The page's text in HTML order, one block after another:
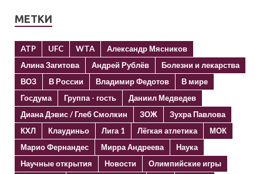
МЕТКИ
ATP UFC WTA
Александр Мясников
Алина Загитова
Андрей Рублёв
Болезни и лекарства
ВОЗ
В России Владимир Федотов
В мире
Госдума
Группа - гость
Даниил Медведев
Диана Дэвис / Глеб Смолкин
ЗОЖ
Зухра Павлова
КХЛ
Клаудиньо Лига 1 Лёгкая атлетика
МОК
Марио Фернандес
Мирра Андреева
Наука
Научные открытия
Новости
Олимпийские игры